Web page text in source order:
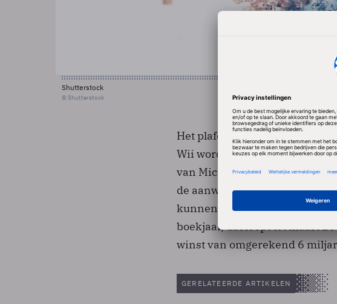
Shutterstock
© Shutterstock
Het plafond van de
Wii wordt vooral opgebokst
van Microsoft. De Wii is vooral
de aanwezigheid van speciale
kunnen de gebruikers zich
boekjaar, dat loopt tot maart
winst van omgerekend 6
GERELATEERDE ARTIKELEN